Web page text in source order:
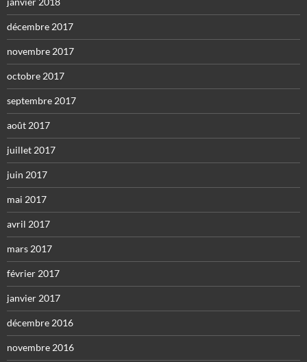
décembre 2017
novembre 2017
octobre 2017
septembre 2017
août 2017
juillet 2017
juin 2017
mai 2017
avril 2017
mars 2017
février 2017
janvier 2017
décembre 2016
novembre 2016